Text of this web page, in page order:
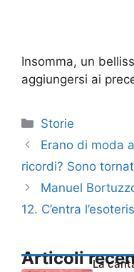
Insomma, un
aggiungersi ai
Categorie
Storie
Erano di moda
ricordi? Sono
Manuel
12. C’entra
Articoli
La